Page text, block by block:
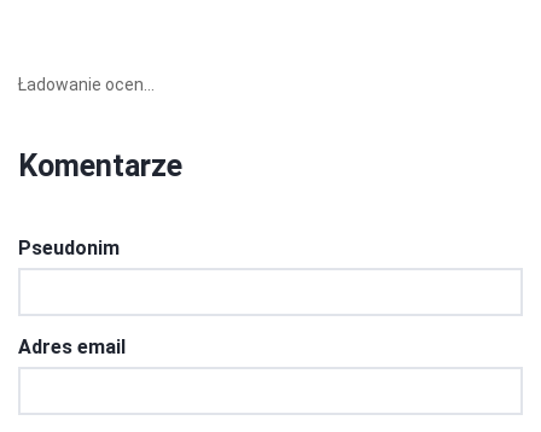
Ładowanie ocen...
Komentarze
Pseudonim
Adres email